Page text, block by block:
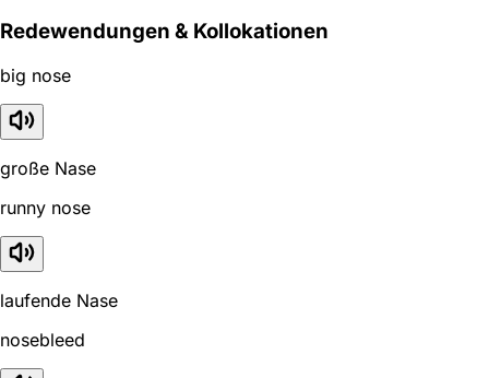
Redewendungen & Kollokationen
big nose
große Nase
runny nose
laufende Nase
nosebleed